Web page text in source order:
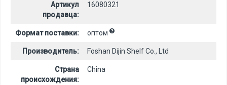
Артикул
продавца:
16080321
Формат поставки: оптом
Производитель: Foshan Dijin Shelf Co., Ltd
Страна
происхождения:
China